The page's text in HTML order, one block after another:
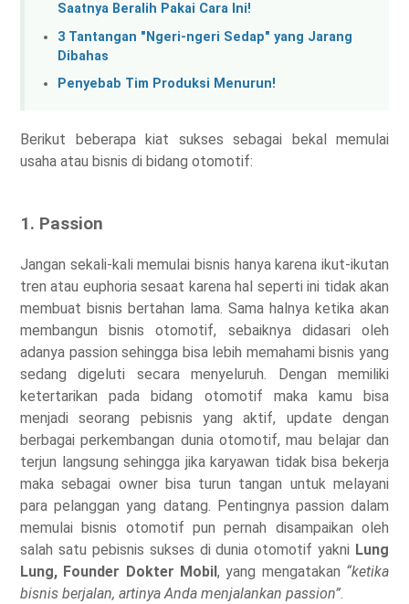
Saatnya Beralih Pakai Cara Ini!
3 Tantangan "Ngeri-ngeri Sedap" yang Jarang
Dibahas
Penyebab Tim Produksi Menurun!
Berikut beberapa kiat sukses sebagai bekal memulai
usaha atau bisnis di bidang otomotif:
1. Passion
Jangan sekali-kali memulai bisnis hanya karena ikut-ikutan
tren atau euphoria sesaat karena hal seperti ini tidak akan
membuat bisnis bertahan lama. Sama halnya ketika akan
membangun bisnis otomotif, sebaiknya didasari oleh
adanya passion sehingga bisa lebih memahami bisnis yang
sedang digeluti secara menyeluruh. Dengan memiliki
ketertarikan pada bidang otomotif maka kamu bisa
menjadi seorang pebisnis yang aktif, update dengan
berbagai perkembangan dunia otomotif, mau belajar dan
terjun langsung sehingga jika karyawan tidak bisa bekerja
maka sebagai owner bisa turun tangan untuk melayani
para pelanggan yang datang. Pentingnya passion dalam
memulai bisnis otomotif pun pernah disampaikan oleh
salah satu pebisnis sukses di dunia otomotif yakni Lung
Lung, Founder Dokter Mobil, yang mengatakan “ketika
bisnis berjalan, artinya Anda menjalankan passion”.